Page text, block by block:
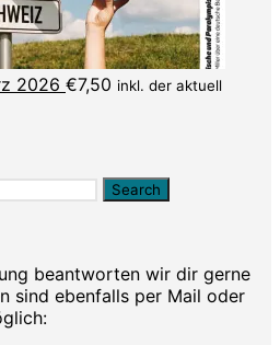
2026 €7,50 inkl. der aktuell
beantworten wir dir gerne
sind ebenfalls per Mail oder